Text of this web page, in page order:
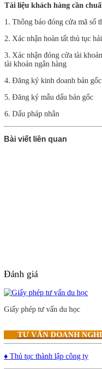
Tài liệu khách hàng cần
1. Thông báo đóng cửa mã số
2. Xác nhận hoàn tất thủ tục
3. Xác nhận đóng cửa tài
tài khoản ngân hàng
4. Đăng ký kinh doanh bản gốc
5. Đăng ký mẫu dấu bản gốc
6. Dấu pháp nhân
Bài viết liên quan
Đánh giá
Giấy phép tư vấn du học
TƯ VẤN DOANH
♦ Thủ tục thành lập công ty